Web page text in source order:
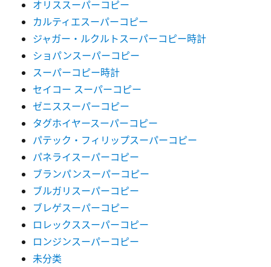
オリススーパーコピー
カルティエスーパーコピー
ジャガー・ルクルトスーパーコピー時計
ショパンスーパーコピー
スーパーコピー時計
セイコー スーパーコピー
ゼニススーパーコピー
タグホイヤースーパーコピー
パテック・フィリップスーパーコピー
パネライスーパーコピー
ブランパンスーパーコピー
ブルガリスーパーコピー
ブレゲスーパーコピー
ロレックススーパーコピー
ロンジンスーパーコピー
未分类